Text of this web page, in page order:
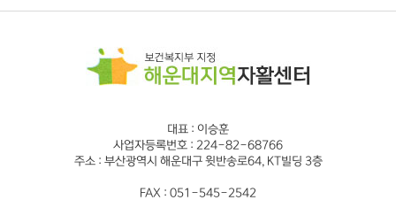
대표 : 이승훈
사업자등록번호 : 224-82-68766
주소 : 부산광역시 해운대구 윗반송로64, KT빌딩 3층
FAX : 051-545-2542